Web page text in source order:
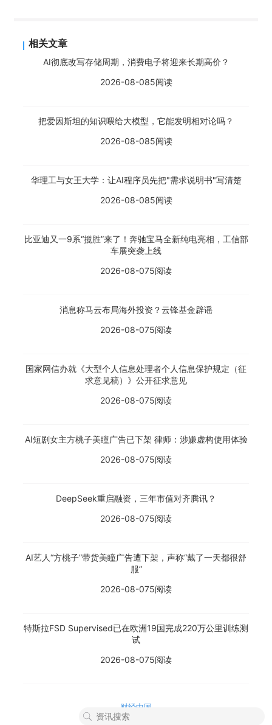
相关文章
AI彻底改写存储周期，消费电子将迎来长期高价？
2026-08-085阅读
把爱因斯坦的知识喂给大模型，它能发明相对论吗？
2026-08-085阅读
华理工与女王大学：让AI程序员先把"需求说明书"写清楚
2026-08-085阅读
比亚迪又一9系“揽胜”来了！奔驰宝马全新纯电亮相，工信部
车展突袭上线
2026-08-075阅读
消息称马云布局海外投资？云锋基金辟谣
2026-08-075阅读
国家网信办就《大型个人信息处理者个人信息保护规定（征
求意见稿）》公开征求意见
2026-08-075阅读
AI短剧女主方桃子美瞳广告已下架 律师：涉嫌虚构使用体验
2026-08-075阅读
DeepSeek重启融资，三年市值对齐腾讯？
2026-08-075阅读
AI艺人“方桃子”带货美瞳广告遭下架，声称“戴了一天都很舒
服”
2026-08-075阅读
特斯拉FSD Supervised已在欧洲19国完成220万公里训练测
试
2026-08-075阅读
财经中国